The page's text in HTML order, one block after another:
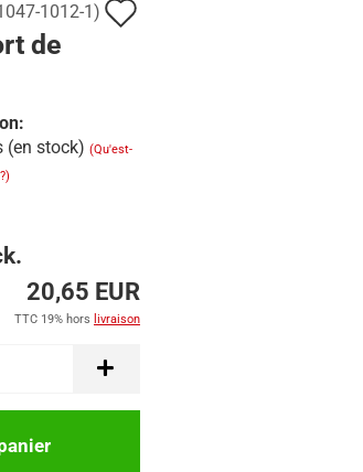
1012-1)
de
(en stock) (Qu'est-
20,65 EUR
TTC 19% hors livraison